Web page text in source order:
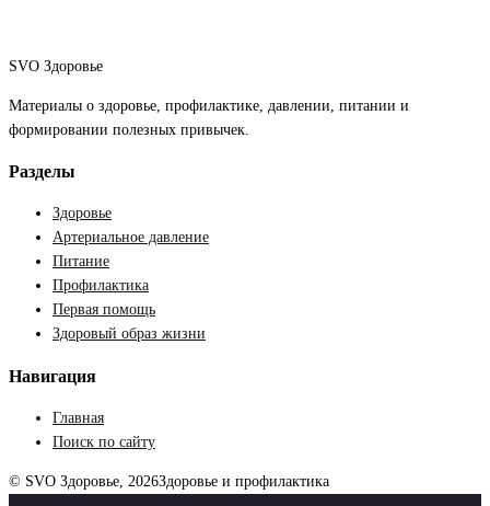
SVO Здоровье
Материалы о здоровье, профилактике, давлении, питании и
формировании полезных привычек.
Разделы
Здоровье
Артериальное давление
Питание
Профилактика
Первая помощь
Здоровый образ жизни
Навигация
Главная
Поиск по сайту
© SVO Здоровье, 2026Здоровье и профилактика